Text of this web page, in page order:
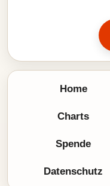
Home
Charts
Spende
Datenschutz